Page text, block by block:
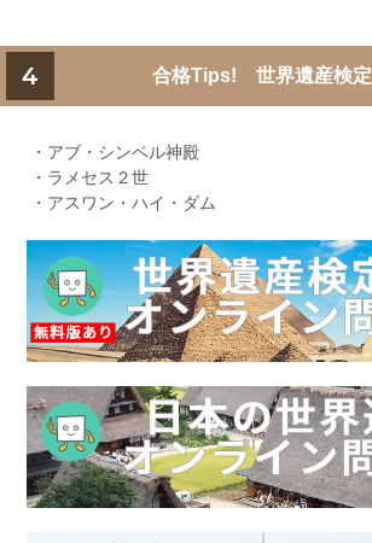
4 合格Tips! 世界遺産検定
・アブ・シンベル神殿
・ラメセス２世
・アスワン・ハイ・ダム